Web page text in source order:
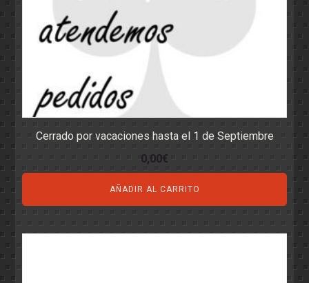
Cerrado por vacaciones hasta el 1 de Septiembre
0,00€
AÑADIR AL CARRITO